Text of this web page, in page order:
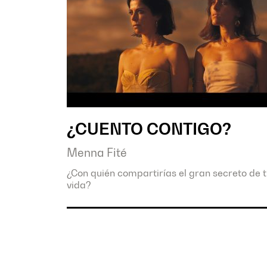
¿CUENTO CONTIGO?
Menna Fité
¿Con quién compartirías el gran secreto de
vida?